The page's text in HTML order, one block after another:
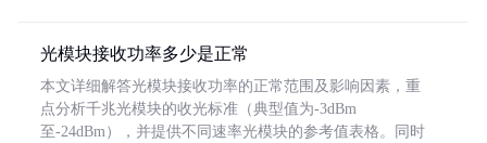
光模块接收功率多少是正常
本文详细解答光模块接收功率的正常范围及影响因素，重
点分析千兆光模块的收光标准（典型值为-3dBm
至-24dBm），并提供不同速率光模块的参考值表格。同时